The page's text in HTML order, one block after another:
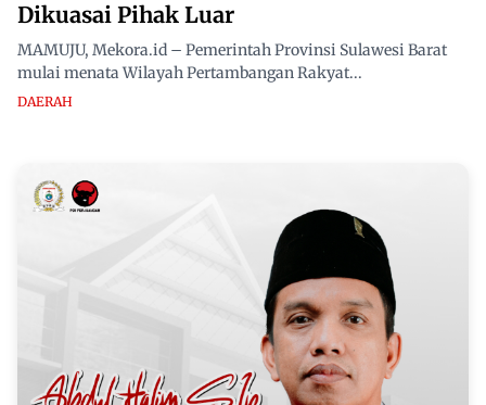
Dikuasai Pihak Luar
MAMUJU, Mekora.id – Pemerintah Provinsi Sulawesi Barat
mulai menata Wilayah Pertambangan Rakyat...
DAERAH